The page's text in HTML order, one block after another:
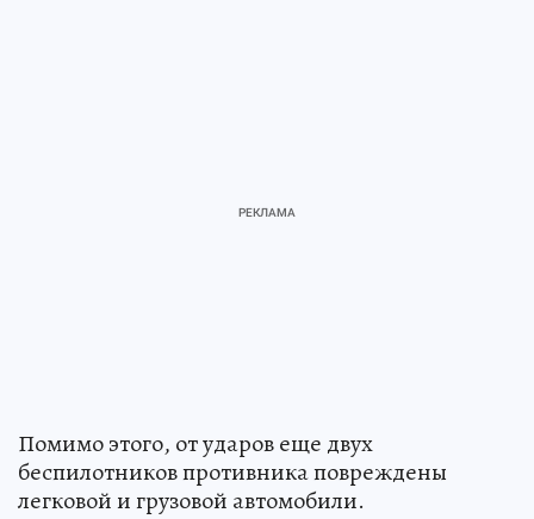
Помимо этого, от ударов еще двух
беспилотников противника повреждены
легковой и грузовой автомобили.